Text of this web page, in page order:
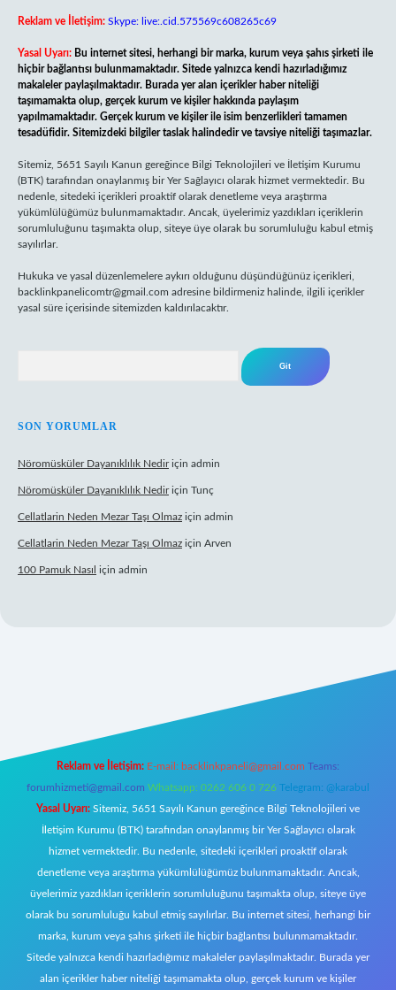
Reklam ve İletişim: Skype: live:.cid.575569c608265c69
Yasal Uyarı: Bu internet sitesi, herhangi bir marka, kurum veya şahıs şirketi ile
hiçbir bağlantısı bulunmamaktadır. Sitede yalnızca kendi hazırladığımız
makaleler paylaşılmaktadır. Burada yer alan içerikler haber niteliği
taşımamakta olup, gerçek kurum ve kişiler hakkında paylaşım
yapılmamaktadır. Gerçek kurum ve kişiler ile isim benzerlikleri tamamen
tesadüfidir. Sitemizdeki bilgiler taslak halindedir ve tavsiye niteliği taşımazlar.
Sitemiz, 5651 Sayılı Kanun gereğince Bilgi Teknolojileri ve İletişim Kurumu
(BTK) tarafından onaylanmış bir Yer Sağlayıcı olarak hizmet vermektedir. Bu
nedenle, sitedeki içerikleri proaktif olarak denetleme veya araştırma
yükümlülüğümüz bulunmamaktadır. Ancak, üyelerimiz yazdıkları içeriklerin
sorumluluğunu taşımakta olup, siteye üye olarak bu sorumluluğu kabul etmiş
sayılırlar.
Hukuka ve yasal düzenlemelere aykırı olduğunu düşündüğünüz içerikleri,
backlinkpanelicomtr@gmail.com adresine bildirmeniz halinde, ilgili içerikler
yasal süre içerisinde sitemizden kaldırılacaktır.
SON YORUMLAR
Nöromüsküler Dayanıklılık Nediriçin admin
Nöromüsküler Dayanıklılık Nediriçin Tunç
Cellatlarin Neden Mezar Taşı Olmaz için admin
Cellatlarin Neden Mezar Taşı Olmaz için Arven
100 Pamuk Nasıl için admin
Reklam ve İletişim: E-mail: backlinkpaneli@gmail.com Teams:
forumhizmeti@gmail.com Whatsapp: 0262 606 0 726 Telegram: @karabul
Yasal Uyarı: Sitemiz, 5651 Sayılı Kanun gereğince Bilgi Teknolojileri ve
İletişim Kurumu (BTK) tarafından onaylanmış bir Yer Sağlayıcı olarak
hizmet vermektedir. Bu nedenle, sitedeki içerikleri proaktif olarak
denetleme veya araştırma yükümlülüğümüz bulunmamaktadır. Ancak,
üyelerimiz yazdıkları içeriklerin sorumluluğunu taşımakta olup, siteye üye
olarak bu sorumluluğu kabul etmiş sayılırlar. Bu internet sitesi, herhangi bir
marka, kurum veya şahıs şirketi ile hiçbir bağlantısı bulunmamaktadır.
Sitede yalnızca kendi hazırladığımız makaleler paylaşılmaktadır. Burada yer
alan içerikler haber niteliği taşımamakta olup, gerçek kurum ve kişiler